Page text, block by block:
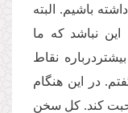
باشیم. البته
نباشد که ما
نقاط
در این هنگام
کند. کل سخن